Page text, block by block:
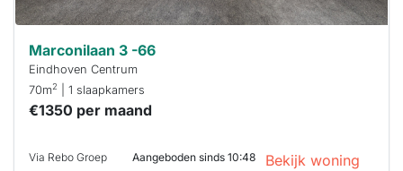
Marconilaan 3 -66
Eindhoven Centrum
70m2 | 1 slaapkamers
€1350 per maand
Via Rebo Groep Aangeboden sinds 10:48 Bekijk woning